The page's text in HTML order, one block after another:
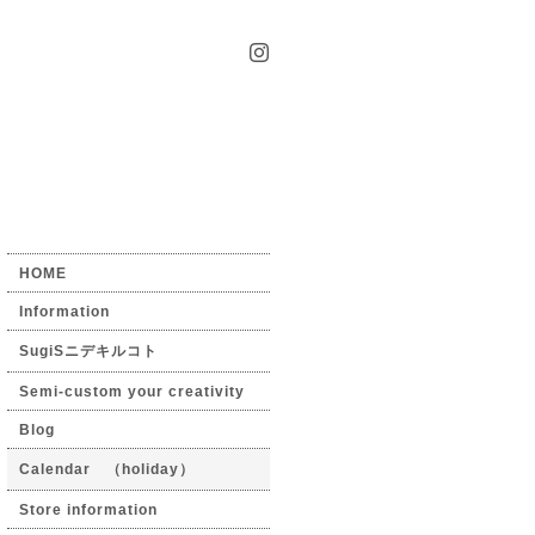
HOME
Information
SugiSニデキルコト
Semi-custom your creativity
Blog
Calendar （holiday）
Store information